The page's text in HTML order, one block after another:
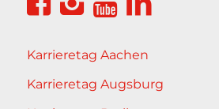
Karrieretag Aachen
Karrieretag Augsburg